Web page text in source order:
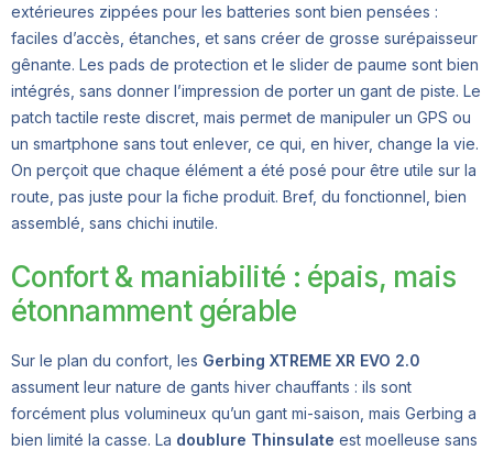
extérieures zippées pour les batteries sont bien pensées :
faciles d’accès, étanches, et sans créer de grosse surépaisseur
gênante. Les pads de protection et le slider de paume sont bien
intégrés, sans donner l’impression de porter un gant de piste. Le
patch tactile reste discret, mais permet de manipuler un GPS ou
un smartphone sans tout enlever, ce qui, en hiver, change la vie.
On perçoit que chaque élément a été posé pour être utile sur la
route, pas juste pour la fiche produit. Bref, du fonctionnel, bien
assemblé, sans chichi inutile.
Confort & maniabilité : épais, mais
étonnamment gérable
Sur le plan du confort, les Gerbing XTREME XR EVO 2.0
assument leur nature de gants hiver chauffants : ils sont
forcément plus volumineux qu’un gant mi-saison, mais Gerbing a
bien limité la casse. La doublure Thinsulate est moelleuse sans